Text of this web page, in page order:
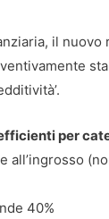
il
per
all’ingrosso
40%